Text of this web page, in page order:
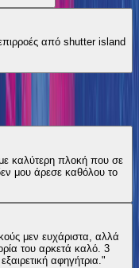
από shutter island
καλύτερη πλοκή που σε
μου άρεσε καθόλου το
μεν ευχάριστα, αλλά
του αρκετά καλό. 3
αφηγήτρια."